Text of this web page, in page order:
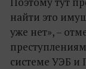
найти это
уже нет», –
системе УЭБ и